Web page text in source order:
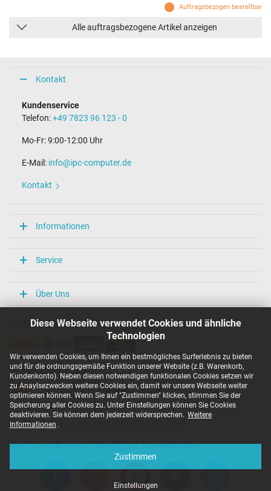
Diese Webseite verwendet Cookies und ähnliche
Technologien
Wir verwenden Cookies, um Ihnen ein bestmögliches Surferlebnis zu bieten
und für die ordnungsgemäße Funktion unserer Website (z.B. Warenkorb,
Kundenkonto). Neben diesen notwendigen funktionalen Cookies setzen wir
zu Anaylsezwecken weitere Cookies ein, damit wir unsere Webseite weiter
optimieren können. Wenn Sie auf "Zustimmen" klicken, stimmen Sie der
Speicherung aller Cookies zu. Unter Einstellungen können Sie Cookies
deaktivieren. Sie können dem jederzeit widersprechen. Weitere
Informationen .
Zustimmen
Einstellungen
Auftragsbezogen bestellbar
Alle auftragsbezogene Artikel anzeigen
Kontakt
Kundenservice
Telefon:+49 7823 96 123 - 0
Mo-Fr: 9:00-12:00 Uhr
E-Mail: info@ipc-computer.de
Kontakt
Informationen
Service
Über Uns
Unsere Versandarten
Unsere Zahlarten
Copyright ©
Alle Preise inkl. gesetzl. MwSt. zzgl. Versandkosten